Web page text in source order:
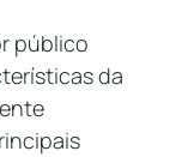
público
da